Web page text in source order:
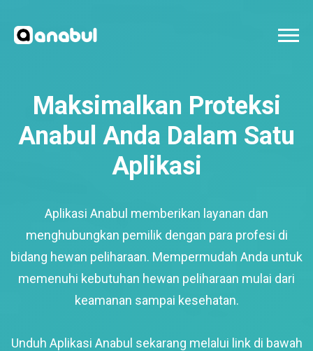
Maksimalkan Proteksi
Anabul Anda Dalam Satu
Aplikasi
Aplikasi Anabul memberikan layanan dan
menghubungkan pemilik dengan para profesi di
bidang hewan peliharaan. Mempermudah Anda untuk
memenuhi kebutuhan hewan peliharaan mulai dari
keamanan sampai kesehatan.
Unduh Aplikasi Anabul sekarang melalui link di bawah